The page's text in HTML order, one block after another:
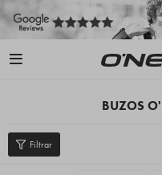

BUZOS